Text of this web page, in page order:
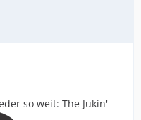
so weit: The Jukin'